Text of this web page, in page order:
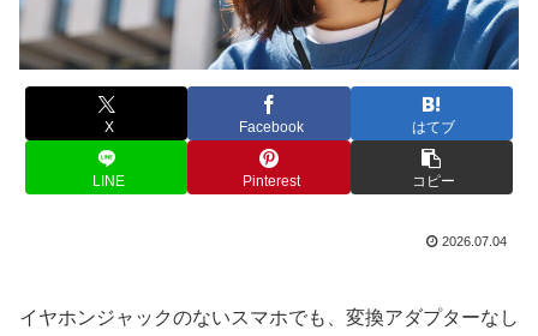
X Facebook はてブ
LINE Pinterest コピー
2026.07.04
イヤホンジャックのないスマホでも、変換アダプターなし